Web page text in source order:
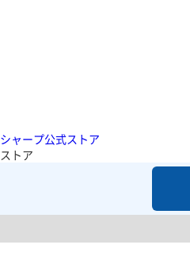
シャープ公式ストア
ストア